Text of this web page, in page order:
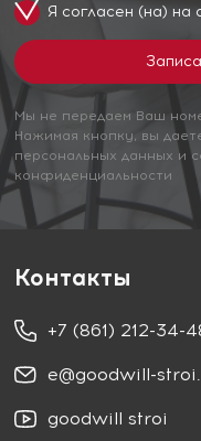
Я согласен (на) на
Мы не передаем Ваш
Нажимая кнопку, вы
персональных данных и
конфиденциальности
Контакты
+7 (861) 212-34-
e@goodwill-
goodwill stroi